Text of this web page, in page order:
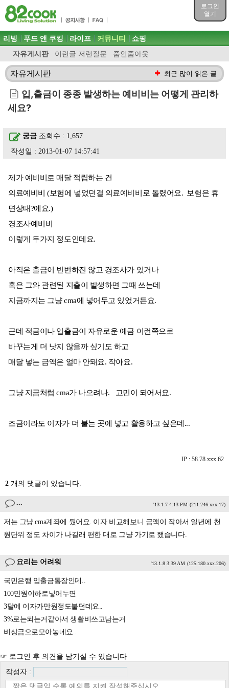
로그인
열기
목차
주메뉴 바로가기
컨텐츠 바로가기
검색 바로가기
로그인 바로가기
주메뉴
리빙 푸드 앤 쿠킹 라이프 커뮤니티
자유게시판 이런글 저런질문 줌인줌아웃
쇼핑
자유게시판 최근 많이 읽은 글
입,출금이 종종 발생하는 예비비는 어떻게 관리하
세요?
궁금 조회수 : 1,657
작성일 : 2013-01-07 14:57:41
제가 예비비로 매달 적립하는 건
의료예비비 (보험에 넣었던걸 의료예비비로 돌렸어요. 보험은 휴
면상태?에요.)
경조사예비비
이렇게 두가지 정도인데요.
아직은 출금이 빈번하진 않고 경조사가 있거나
혹은 그와 관련된 지출이 발생하면 그때 쓰는데
지금까지는 그냥 cma에 넣어두고 있었거든요.
근데 적금이나 입출금이 자유로운 예금 이런쪽으로
바꾸는게 더 낫지 않을까 싶기도 하고
매달 넣는 금액은 얼마 안돼요. 작아요.
그냥 지금처럼 cma가 나으려나. 고민이 되어서요.
조금이라도 이자가 더 붙는 곳에 넣고 활용하고 싶은데...
IP : 58.78.xxx.62
2 개의 댓글이 있습니다.
... '13.1.7 4:13 PM (211.246.xxx.17)
저는 그냥 cma계좌에 뒀어요. 이자 비교해보니 금액이 작아서 일년에 천
원단위 정도 차이가 나길래 편한 대로 그냥 가기로 했습니다.
요리는 어려워 '13.1.8 3:39 AM (125.180.xxx.206)
국민은행 입출금통장인데..
100만원이하로넣어두면
3달에 이자가만원정도붙던데요..
3%로는되는거같아서 생활비쓰고남는거
비상금으로모아놓네요..
☞ 로그인 후 의견을 남기실 수 있습니다
작성자 :